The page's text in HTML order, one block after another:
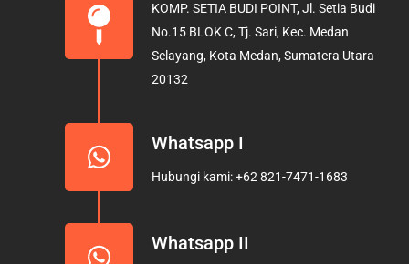
o
o
k
g
r
a
b
e
KOMP. SETIA BUDI POINT, Jl. Setia Budi
No.15 BLOK C, Tj. Sari, Kec. Medan
Selayang, Kota Medan, Sumatera Utara
20132
Whatsapp I
Hubungi kami: +62 821-7471-1683
Whatsapp II